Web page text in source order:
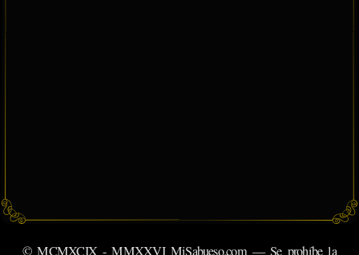
© MCMXCIX - MMXXVI MiSabueso.com — Se prohíbe la